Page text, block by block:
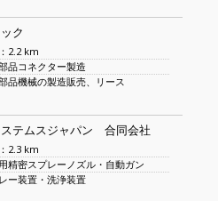
ク
2.2 km
品コネクター製造
品機械の製造販売、リース
テムスジャパン 合同会社
2.3 km
精密スプレーノズル・自動ガン
ー装置・洗浄装置